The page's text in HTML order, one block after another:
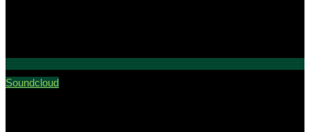
Soundcloud